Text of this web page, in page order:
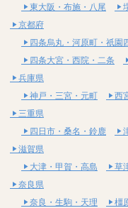
東大阪・布施・八尾
京都府
四条烏丸・河原町・祇園
四条大宮・西院・二条
兵庫県
神戸・三宮・元町
西
三重県
四日市・桑名・鈴鹿
滋賀県
大津・甲賀・高島
草
奈良県
奈良・生駒・天理
橿